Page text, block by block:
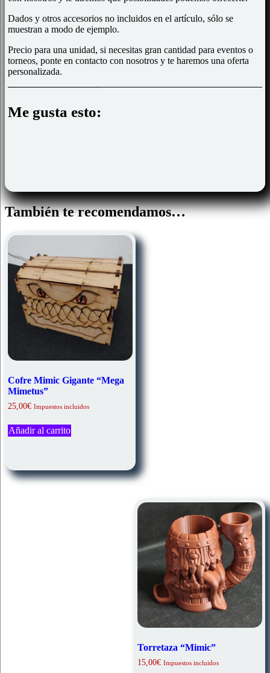
Dados y otros accesorios no incluidos en el artículo, sólo se
muestran a modo de ejemplo.
Precio para una unidad, si necesitas gran cantidad para eventos o
torneos, ponte en contacto con nosotros y te haremos una oferta
personalizada.
Me gusta esto:
También te recomendamos…
Cofre Mimic Gigante “Mega
Mimetus”
25,00€ Impuestos incluidos
Añadir al carrito
Torretaza “Mimic”
15,00€ Impuestos incluidos